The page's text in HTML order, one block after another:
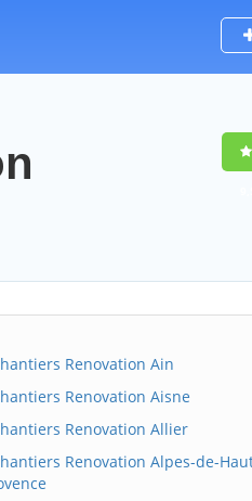
Renovation Ain
Renovation Aisne
Renovation Allier
Renovation Alpes-de-